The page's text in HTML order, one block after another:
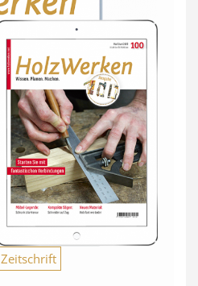
Zeitschrift